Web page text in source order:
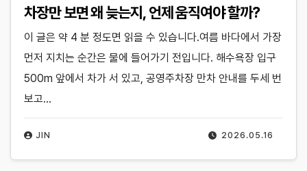
차장만 보면 왜 늦는지, 언제 움직여야 할까?
2026.05.16
JIN
이 글은 약 4 분 정도면 읽을 수 있습니다.여름 바다에서 가장
먼저 지치는 순간은 물에 들어가기 전입니다. 해수욕장 입구
500m 앞에서 차가 서 있고, 공영주차장 만차 안내를 두세 번
보고…